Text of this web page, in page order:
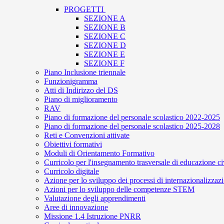
PROGETTI
SEZIONE A
SEZIONE B
SEZIONE C
SEZIONE D
SEZIONE E
SEZIONE F
Piano Inclusione triennale
Funzionigramma
Atti di Indirizzo del DS
Piano di miglioramento
RAV
Piano di formazione del personale scolastico 2022-2025
Piano di formazione del personale scolastico 2025-2028
Reti e Convenzioni attivate
Obiettivi formativi
Moduli di Orientamento Formativo
Curricolo per l'insegnamento trasversale di educazione
Curricolo digitale
Azione per lo sviluppo dei processi di
Azioni per lo sviluppo delle competenze STEM
Valutazione degli apprendimenti
Aree di innovazione
Missione 1.4 Istruzione PNRR